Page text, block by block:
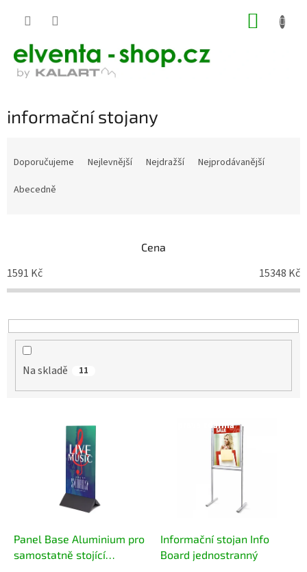
informační stojany
o
d
u
t
Doporučujeme Nejlevnější Nejdražší
Nejprodávanější
Abecedně
Cena
1591 Kč 15348 Kč
Na skladě 11
Panel Base Aluminium pro
samostatně stojící
Doprava zdarma
Informační stojan Info
Board jednostranný